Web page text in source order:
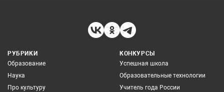
РУБРИКИ
Образование
Наука
Про культуру
КОНКУРСЫ
Успешная школа
Образовательные технологии
Учитель года России